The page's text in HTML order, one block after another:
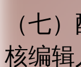
（七
核编辑